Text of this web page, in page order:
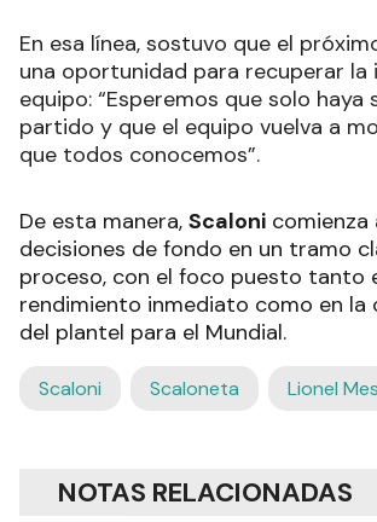
En esa línea, sostuvo que el
una oportunidad para recuperar la
equipo: “Esperemos que solo haya
partido y que el equipo vuelva a
que todos conocemos”.
De esta manera, Scaloni comienza
decisiones de fondo en un tramo
proceso, con el foco puesto tanto
rendimiento inmediato como en la
del plantel para el Mundial.
Scaloni Scaloneta Lionel
NOTAS RELACIONADAS